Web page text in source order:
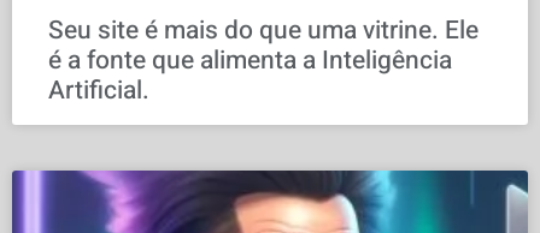
Seu site é mais do que uma vitrine. Ele
é a fonte que alimenta a Inteligência
Artificial.